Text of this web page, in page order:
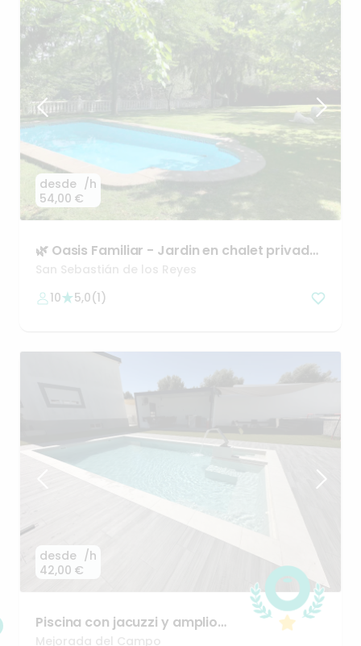
desde
54,00 €
/h
🌿 Oasis Familiar - Jardinen chalet privado
con piscina
San Sebastián de los Reyes
10
5,0(1)
desde
42,00 €
/h
Piscina con jacuzzi y amplio
jardín
Mejorada del Campo